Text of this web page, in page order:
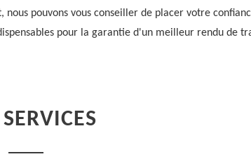
nous pouvons vous conseiller de placer votre
pour la garantie d'un meilleur rendu de